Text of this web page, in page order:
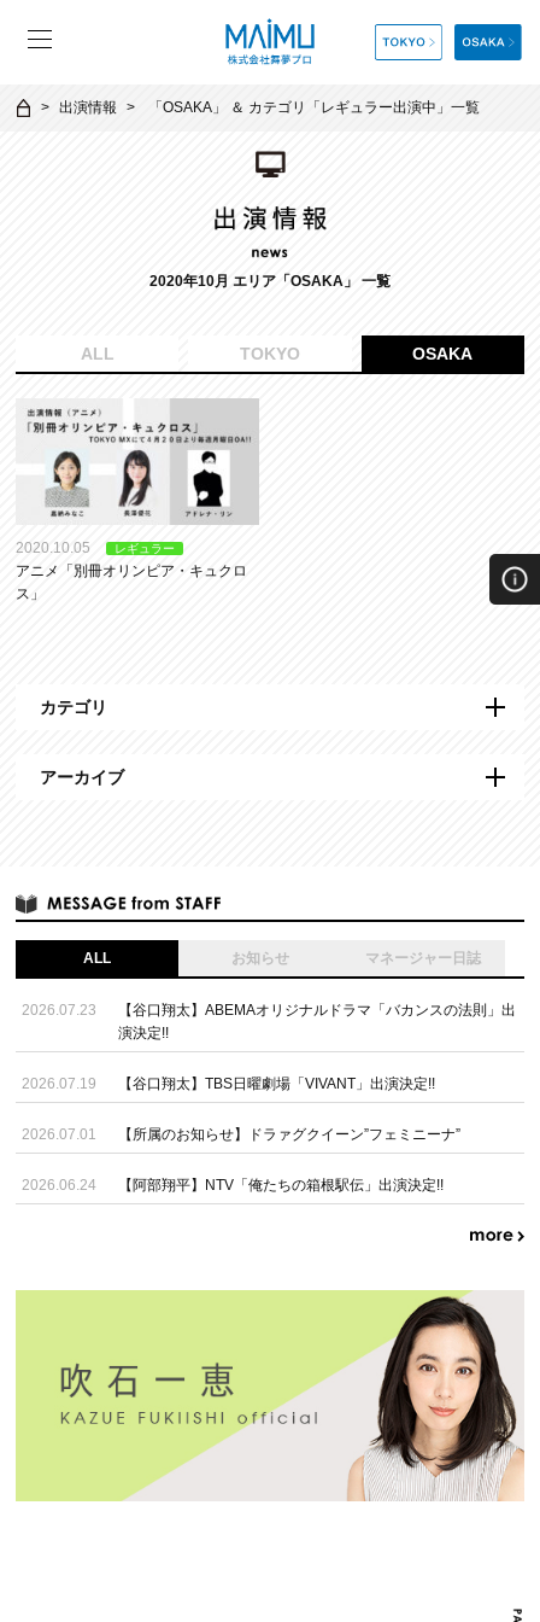
出演情報 「OSAKA 」 ＆ カテゴリ「 レギュラー出演中 」一覧
2020年10月 エリア「OSAKA」 一覧
ALL TOKYO OSAKA
2020.10.05 レギュラー
アニメ「別冊オリンピア・キュクロ
ス」
カテゴリ
アーカイブ
ALL お知らせ マネージャー日誌
2026.07.23
【谷口翔太】ABEMAオリジナルドラマ「バカンスの法則」出
演決定!!
2026.07.19 【谷口翔太】TBS日曜劇場「VIVANT」出演決定!!
2026.07.01 【所属のお知らせ】ドラァグクイーン”フェミニーナ”
2026.06.24 【阿部翔平】NTV「俺たちの箱根駅伝」出演決定!!